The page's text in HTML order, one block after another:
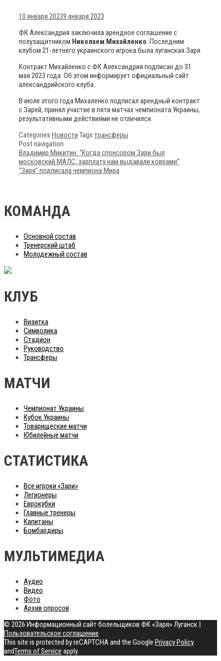
10 января 20239 января 2023
ФК Александрия заключила арендное соглашение с
полузащитником Николаем Михайленко. Последним
клубом 21-летнего украинского игрока была луганская Заря.
Контракт Михайленко с ФК Александрия подписан до 31
мая 2023 года. Об этом информирует официальный сайт
александрийского клуба.
В июле этого года Михаленко подписал арендный контракт
с Зарей, принял участие в пяти матчах чемпионата Украины,
результативными действиями не отличился.
Categories Новости Tags трансферы
Post navigation
Владимир Микитин: “Когда спонсором Зари был
московский МАЛС, зарплату нам выдавали коврами”
“Заря” подписала чемпиона Мира
КОМАНДА
Основной состав
Тренерский штаб
Молодежный состав
КЛУБ
Визитка
Символика
Стадион
Руководство
Трансферы
МАТЧИ
Чемпионат Украины
Кубок Украины
Товарищеские матчи
Юбилейные матчи
СТАТИСТИКА
Все игроки «Зари»
Легионеры
Еврокубки
Главные тренеры
Капитаны
Бомбардиры
МУЛЬТИМЕДИА
Аудио
Видео
Фото
Архив опросов
© 2026 Информационный сайт болельщиков ФК «Заря» Луганск |
Пользовательское соглашение
This site is protected by reCAPTCHA and the Google Privacy Policy
andTerms of Service apply.